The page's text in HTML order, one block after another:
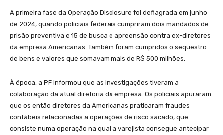
A primeira fase da Operação Disclosure foi deflagrada em junho
de 2024, quando policiais federais cumpriram dois mandados de
prisão preventiva e 15 de busca e apreensão contra ex-diretores
da empresa Americanas. Também foram cumpridos o sequestro
de bens e valores que somavam mais de R$ 500 milhões.
À época, a PF informou que as investigações tiveram a
colaboração da atual diretoria da empresa. Os policiais apuraram
que os então diretores da Americanas praticaram fraudes
contábeis relacionadas a operações de risco sacado, que
consiste numa operação na qual a varejista consegue antecipar